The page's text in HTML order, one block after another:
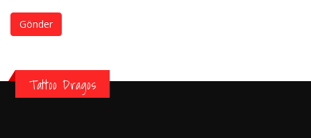
Gönder
Tattoo Dragos